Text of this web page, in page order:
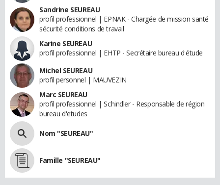
Sandrine SEUREAU
profil professionnel | EPNAK - Chargée de mission santé
sécurité conditions de travail
Karine SEUREAU
profil professionnel | EHTP - Secrétaire bureau d'étude
Michel SEUREAU
profil personnel | MAUVEZIN
Marc SEUREAU
profil professionnel | Schindler - Responsable de région
bureau d'etudes
Nom "SEUREAU"
Famille "SEUREAU"